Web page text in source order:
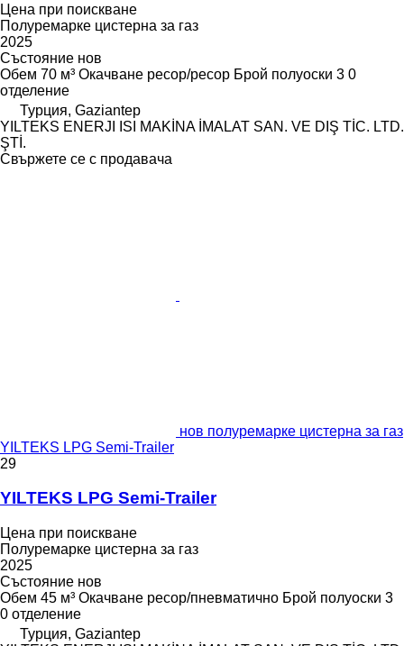
Цена при поискване
Полуремарке цистерна за газ
2025
Състояние нов
Обем 70 м³ Окачване ресор/ресор Брой полуоски 3 0
отделение
Турция, Gaziantep
YILTEKS ENERJI ISI MAKİNA İMALAT SAN. VE DIŞ TİC. LTD.
ŞTİ.
Свържете се с продавача
нов полуремарке цистерна за газ
YILTEKS LPG Semi-Trailer
29
YILTEKS LPG Semi-Trailer
Цена при поискване
Полуремарке цистерна за газ
2025
Състояние нов
Обем 45 м³ Окачване ресор/пневматично Брой полуоски 3
0 отделение
Турция, Gaziantep